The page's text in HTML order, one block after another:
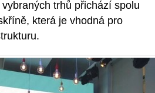
trhů přichází spolu
která je vhodná pro